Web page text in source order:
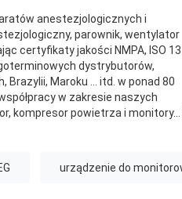
anestezjologicznych i
parownik, wentylator
certyfikaty jakości NMPA, ISO
dystrybutorów,
Brazylii, Maroku ... itd. w ponad 80
w zakresie naszych
kompresor powietrza i monitory...
urządzenie do